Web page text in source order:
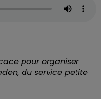
pour organiser
du service petite